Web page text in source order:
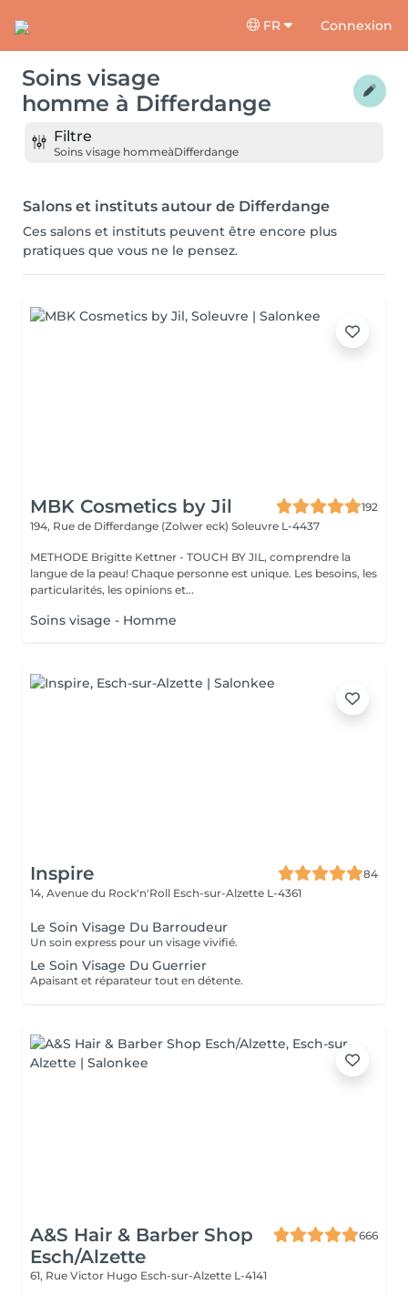
FR Connexion
Soins visage
homme à Differdange
Filtre
Soins visage hommeàDifferdange
Salons et instituts autour de Differdange
Ces salons et instituts peuvent être encore plus
pratiques que vous ne le pensez.
MBK Cosmetics by Jil
192
194, Rue de Differdange (Zolwer eck) Soleuvre L-4437
METHODE Brigitte Kettner - TOUCH BY JIL, comprendre la
langue de la peau! Chaque personne est unique. Les besoins, les
particularités, les opinions et...
Soins visage - Homme
Inspire
84
14, Avenue du Rock'n'Roll Esch-sur-Alzette L-4361
Le Soin Visage Du Barroudeur
Un soin express pour un visage vivifié.
Le Soin Visage Du Guerrier
Apaisant et réparateur tout en détente.
A&S Hair & Barber Shop
Esch/Alzette
666
61, Rue Victor Hugo Esch-sur-Alzette L-4141